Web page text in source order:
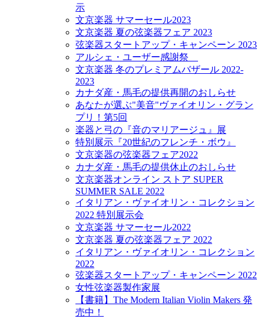
示
文京楽器 サマーセール2023
文京楽器 夏の弦楽器フェア 2023
弦楽器スタートアップ・キャンペーン 2023
アルシェ・ユーザー感謝祭
文京楽器 冬のプレミアムバザール 2022-
2023
カナダ産・馬毛の提供再開のおしらせ
あなたが選ぶ"美音"ヴァイオリン・グラン
プリ！第5回
楽器と弓の『音のマリアージュ』展
特別展示『20世紀のフレンチ・ボウ』
文京楽器の弦楽器フェア2022
カナダ産・馬毛の提供休止のおしらせ
文京楽器オンライン ストア SUPER
SUMMER SALE 2022
イタリアン・ヴァイオリン・コレクション
2022 特別展示会
文京楽器 サマーセール2022
文京楽器 夏の弦楽器フェア 2022
イタリアン・ヴァイオリン・コレクション
2022
弦楽器スタートアップ・キャンペーン 2022
女性弦楽器製作家展
【書籍】The Modern Italian Violin Makers 発
売中！